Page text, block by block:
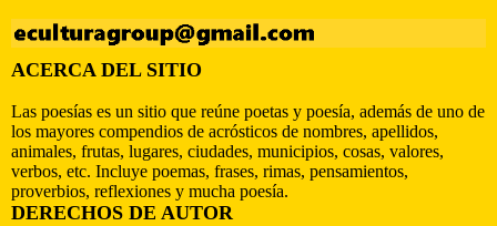
ACERCA DEL SITIO
Las poesías es un sitio que reúne poetas y poesía, además de uno de
los mayores compendios de acrósticos de nombres, apellidos,
animales, frutas, lugares, ciudades, municipios, cosas, valores,
verbos, etc. Incluye poemas, frases, rimas, pensamientos,
proverbios, reflexiones y mucha poesía.
DERECHOS DE AUTOR